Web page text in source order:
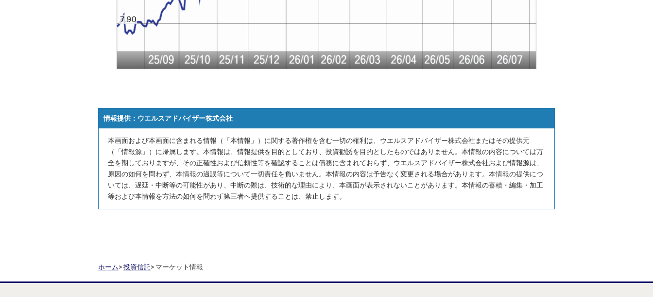
情報提供： ウエルスアドバイザー株式会社
本画面および本画面に含まれる情報（「本情報」）に関する著作権を含む一切の権利は、ウエルスアドバイザー株式会社またはその提供元
（「情報源」）に帰属します。本情報は、情報提供を目的としており、投資勧誘を目的としたものではありません。本情報の内容については万
全を期しておりますが、その正確性および信頼性等を確認することは債務に含まれておらず、ウエルスアドバイザー株式会社および情報源は、
原因の如何を問わず、本情報の過誤等について一切責任を負いません。本情報の内容は予告なく変更される場合があります。本情報の提供につ
いては、遅延・中断等の可能性があり、中断の際は、技術的な理由により、本画面が表示されないことがあります。本情報の蓄積・編集・加工
等および本情報を方法の如何を問わず第三者へ提供することは、禁止します。
ホーム>投資信託> マーケット情報